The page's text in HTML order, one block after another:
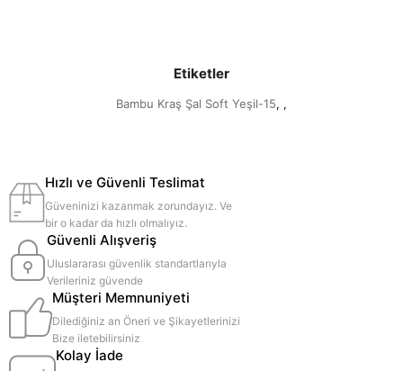
Etiketler
Bambu Kraş Şal Soft Yeşil-15, ,
Hızlı ve Güvenli Teslimat
Güveninizi kazanmak zorundayız. Ve
bir o kadar da hızlı olmalıyız.
Güvenli Alışveriş
Uluslararası güvenlik standartlarıyla
Verileriniz güvende
Müşteri Memnuniyeti
Dilediğiniz an Öneri ve Şikayetlerinizi
Bize iletebilirsiniz
Kolay İade